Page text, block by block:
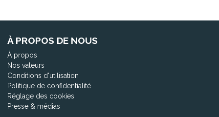
À PROPOS DE NOUS
À propos
Nos valeurs
Conditions d'utilisation
Politique de confidentialité
Réglage des cookies
Presse & médias